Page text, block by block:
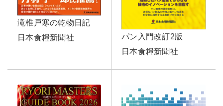
滝椎戸寒の乾物日記
日本食糧新聞社
パン入門改訂2版
日本食糧新聞社